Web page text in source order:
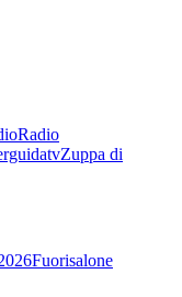
Radio
Zuppa di
Fuorisalone